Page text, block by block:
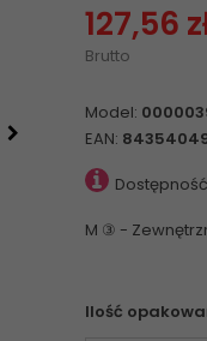
127,56
Brutto
Model:
EAN:
M ③ -
Ilość